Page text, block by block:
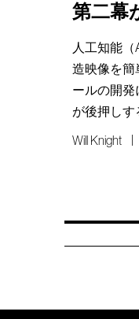
第二幕
人工知能
造映像を簡
ールの開
が後押しす
Will Knight